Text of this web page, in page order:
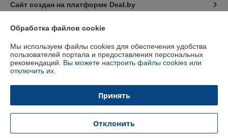
Сайт создан на платформе Deal.by
Индивидуальный предприниматель:Индивидуальный
предприниматель Кратынский Валерий Викторович
Республика Беларусь, г. Минск, ул. Неманская, д. 38, кв. 25
Регистрационный номер ЕГР: 191879218
Регистрационный орган: Минский горисполком
Дата регистрации компании: 30.01.2013
Обработка файлов cookie
Мы используем файлы cookies для обеспечения удобства
пользователей портала и предоставления персональных
рекомендаций. Вы можете настроить файлы cookies или
отключить их.
Принять
Отклонить